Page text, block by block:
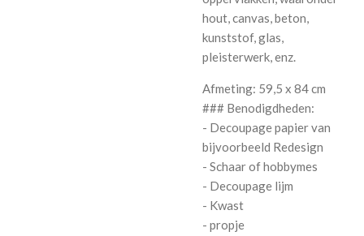
hout, canvas, beton,
kunststof, glas,
pleisterwerk, enz.
Afmeting: 59,5 x 84 cm
### Benodigdheden:
- Decoupage papier van
bijvoorbeeld Redesign
- Schaar of hobbymes
- Decoupage lijm
- Kwast
- propje